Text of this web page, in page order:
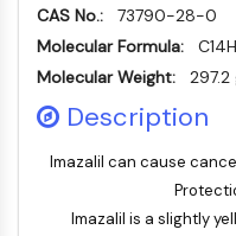
丝裂原活化蛋白激酶/细胞外
路
微管相关丝氨酸/苏氨酸
KLF
MNK
混合谱系激酶
CAS No.:
73790-28-0
Molecular Formula:
Molecular Weight:
Description
Imazalil can cause
Imazalil is a slightly